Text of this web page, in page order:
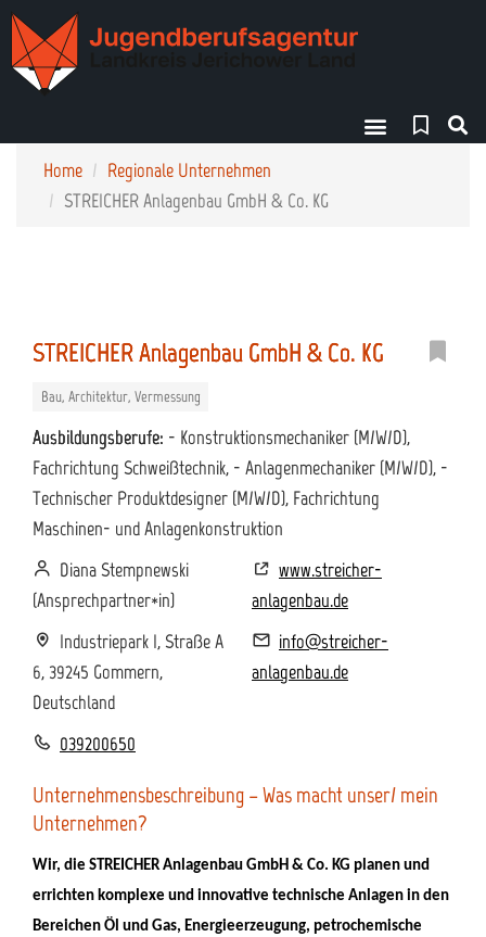
Home
Regionale Unternehmen
STREICHER Anlagenbau GmbH & Co. KG
STREICHER Anlagenbau GmbH & Co. KG
Bau, Architektur, Vermessung
Ausbildungsberufe: - Konstruktionsmechaniker (M/W/D),
Fachrichtung Schweißtechnik, - Anlagenmechaniker (M/W/D), -
Technischer Produktdesigner (M/W/D), Fachrichtung
Maschinen- und Anlagenkonstruktion
Diana Stempnewski
(Ansprechpartner*in)
www.streicher-
anlagenbau.de
Industriepark I, Straße A
6, 39245 Gommern,
Deutschland
info@streicher-
anlagenbau.de
039200650
Unternehmensbeschreibung – Was macht unser/ mein
Unternehmen?
Wir, die STREICHER Anlagenbau GmbH & Co. KG planen und
errichten komplexe und innovative technische Anlagen in den
Bereichen Öl und Gas, Energieerzeugung, petrochemische